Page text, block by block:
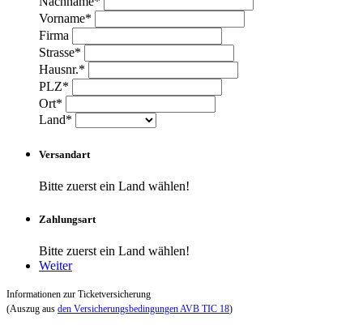
Vorname*
Firma
Strasse*
Hausnr.*
PLZ*
Ort*
Land*
Versandart
Bitte zuerst ein Land wählen!
Zahlungsart
Bitte zuerst ein Land wählen!
Weiter
Informationen zur Ticketversicherung
(Auszug aus den Versicherungsbedingungen AVB TIC 18)